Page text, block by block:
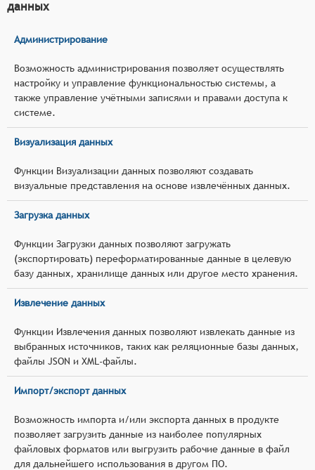
данных
Администрирование
Возможность администрирования позволяет осуществлять
настройку и управление функциональностью системы, а
также управление учётными записями и правами доступа к
системе.
Визуализация данных
Функции Визуализации данных позволяют создавать
визуальные представления на основе извлечённых данных.
Загрузка данных
Функции Загрузки данных позволяют загружать
(экспортировать) переформатированные данные в целевую
базу данных, хранилище данных или другое место хранения.
Извлечение данных
Функции Извлечения данных позволяют извлекать данные из
выбранных источников, таких как реляционные базы данных,
файлы JSON и XML-файлы.
Импорт/экспорт данных
Возможность импорта и/или экспорта данных в продукте
позволяет загрузить данные из наиболее популярных
файловых форматов или выгрузить рабочие данные в файл
для дальнейшего использования в другом ПО.